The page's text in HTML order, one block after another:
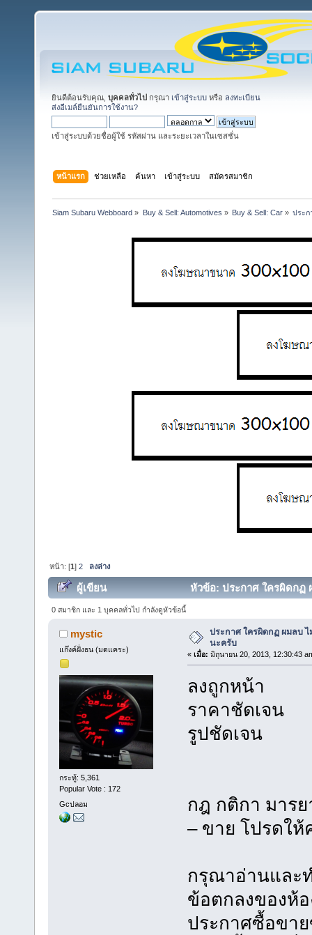
ยินดีต้อนรับคุณ, บุคคลทั่วไป กรุณา เข้าสู่ระบบ หรือ ลงทะเบียน
ส่งอีเมล์ยืนยันการใช้งาน?
เข้าสู่ระบบด้วยชื่อผู้ใช้ รหัสผ่าน และระยะเวลาในเซสชั่น
หน้าแรก ช่วยเหลือ ค้นหา เข้าสู่ระบบ สมัครสมาชิก
Siam Subaru Webboard » Buy & Sell: Automotives » Buy & Sell: Car» ประก
หน้า: [1]2 ลงล่าง
ผู้เขียน หัวข้อ: ประกาศ ใครผิดกฏ
0 สมาชิก และ 1 บุคคลทั่วไป กำลังดูหัวข้อนี้
mystic
แก๊งค์ฝั่งธน (มดแคระ)
กระทู้: 5,361
Popular Vote : 172
Gcปลอม
ประกาศ ใครผิดกฏ ผมลบ
นะครับ
« เมื่อ: มิถุนายน 20, 2013, 12:30:43
ลงถูกหน้า
ราคาชัดเจน
รูปชัดเจน
กฎ กติกา มาร
– ขาย โปรดใ
กรุณาอ่านและ
ข้อตกลงของห้
ประกาศซื้อขา